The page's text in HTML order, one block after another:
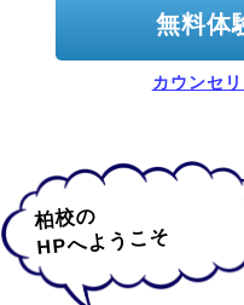
無料体
カウンセ
柏校の
HPへようこそ